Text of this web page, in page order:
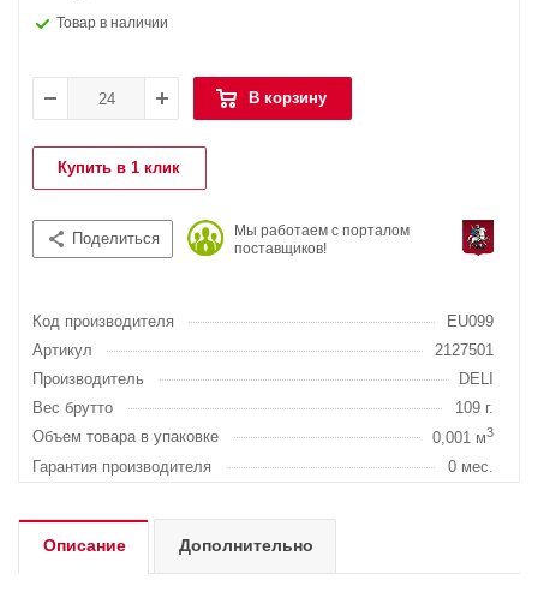
Товар в наличии
В корзину
Купить в 1 клик
Поделиться
Мы работаем с порталом
поставщиков!
Код производителя
EU099
Артикул
2127501
Производитель
DELI
Вес брутто
109 г.
Объем товара в упаковке
0,001 м3
Гарантия производителя 0 мес.
Описание Дополнительно